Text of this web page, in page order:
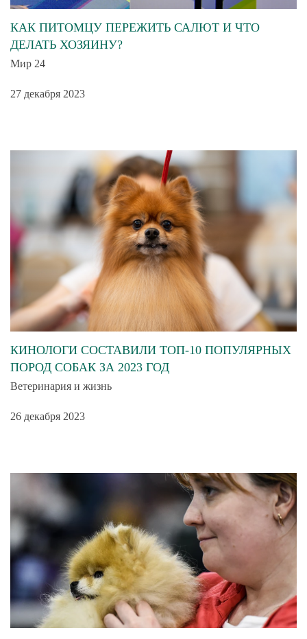
КАК ПИТОМЦУ ПЕРЕЖИТЬ САЛЮТ И ЧТО
ДЕЛАТЬ ХОЗЯИНУ?
Мир 24
27 декабря 2023
КИНОЛОГИ СОСТАВИЛИ ТОП-10 ПОПУЛЯРНЫХ
ПОРОД СОБАК ЗА 2023 ГОД
Ветеринария и жизнь
26 декабря 2023